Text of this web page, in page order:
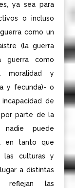
ya sea para
o incluso
como un
(la guerra
guerra como
moralidad y
y fecunda)- o
de
por parte de la
nadie puede
en tanto que
las culturas y
a distintas
reflejan las